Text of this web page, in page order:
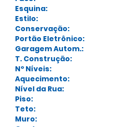
Esquina:
Estilo:
Conservação:
Portão Eletrônico:
Garagem Autom.:
T. Construção:
Nº Níveis:
Aquecimento:
Nível da Rua:
Piso:
Teto:
Muro: